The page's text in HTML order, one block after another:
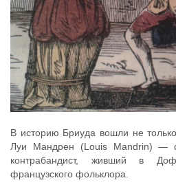
В историю Бриуда вошли не
Луи Мандрен (Louis Mandrin) —
контрабандист, живший в
французского фольклора.